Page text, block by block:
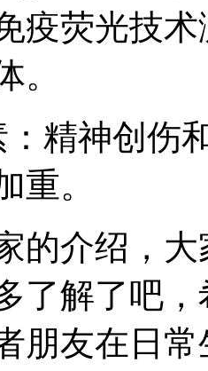
疫荧光技
。
精神创伤
重。
的介绍，
了解了吧
朋友在日